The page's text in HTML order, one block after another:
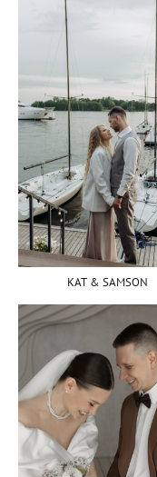
KAT & SAMSON